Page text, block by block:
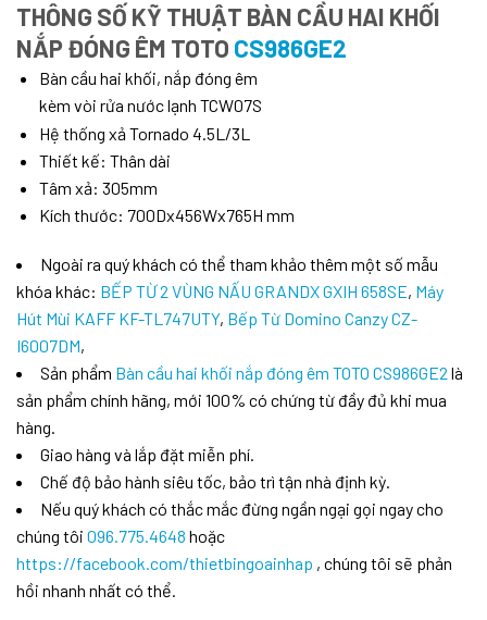
THÔNG SỐ KỸ THUẬT BÀN CẦU HAI KHỐI
NẮP ĐÓNG ÊM TOTO CS986GE2
Bàn cầu hai khối, nắp đóng êm
kèm vòi rửa nước lạnh TCW07S
Hệ thống xả Tornado 4.5L/3L
Thiết kế: Thân dài
Tâm xả: 305mm
Kích thước: 700Dx456Wx765H mm
Ngoài ra quý khách có thể tham khảo thêm một số mẫu
khóa khác: BẾP TỪ 2 VÙNG NẤU GRANDX GXIH 658SE, Máy
Hút Mùi KAFF KF-TL747UTY, Bếp Từ Domino Canzy CZ-
I6007DM,
Sản phẩm Bàn cầu hai khối nắp đóng êm TOTO CS986GE2 là
sản phẩm chính hãng, mới 100% có chứng từ đầy đủ khi mua
hàng.
Giao hàng và lắp đặt miễn phí.
Chế độ bảo hành siêu tốc, bảo trì tận nhà định kỳ.
Nếu quý khách có thắc mắc đừng ngần ngại gọi ngay cho
chúng tôi 096.775.4648 hoặc
https://facebook.com/thietbingoainhap , chúng tôi sẽ phản
hồi nhanh nhất có thể.